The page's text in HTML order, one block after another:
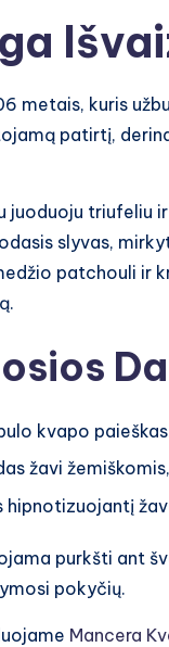
metais, kuris
patirtį,
juoduoju triufeliu
slyvas,
patchouli ir
kvapo
žavi
hipnotizuojantį
purkšti ant
pokyčių.
Mancera